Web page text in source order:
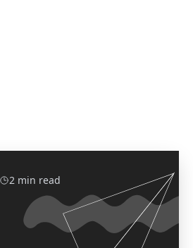
2 min read